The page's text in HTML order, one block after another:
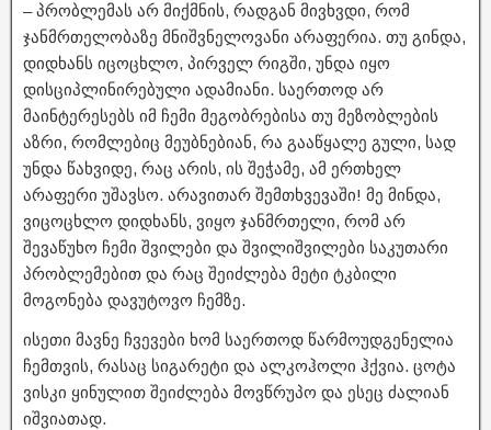
– პრობლემას არ მიქმნის, რადგან მივხვდი, რომ
ჯანმრთელობაზე მნიშვნელოვანი არაფერია. თუ გინდა,
დიდხანს იცოცხლო, პირველ რიგში, უნდა იყო
დისციპლინირებული ადამიანი. საერთოდ არ
მაინტერესებს იმ ჩემი მეგობრებისა თუ მეზობლების
აზრი, რომლებიც მეუბნებიან, რა გააწყალე გული, სად
უნდა წახვიდე, რაც არის, ის შეჭამე, ამ ერთხელ
არაფერი უშავსო. არავითარ შემთხვევაში! მე მინდა,
ვიცოცხლო დიდხანს, ვიყო ჯანმრთელი, რომ არ
შევაწუხო ჩემი შვილები და შვილიშვილები საკუთარი
პრობლემებით და რაც შეიძლება მეტი ტკბილი
მოგონება დავუტოვო ჩემზე.
ისეთი მავნე ჩვევები ხომ საერთოდ წარმოუდგენელია
ჩემთვის, რასაც სიგარეტი და ალკოჰოლი ჰქვია. ცოტა
ვისკი ყინულით შეიძლება მოვწრუპო და ესეც ძალიან
იშვიათად.